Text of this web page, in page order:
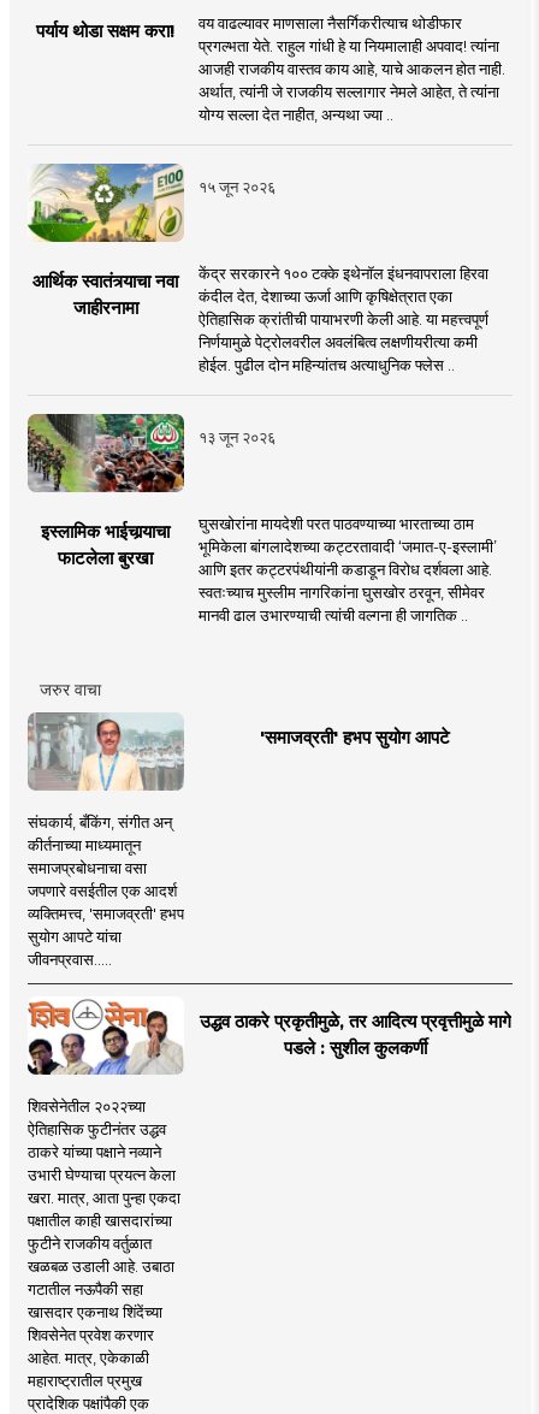
पर्याय थोडा सक्षम करा!
वय वाढल्यावर माणसाला नैसर्गिकरीत्याच थोडीफार
प्रगल्भता येते. राहुल गांधी हे या नियमालाही अपवाद! त्यांना
आजही राजकीय वास्तव काय आहे, याचे आकलन होत नाही.
अर्थात, त्यांनी जे राजकीय सल्लागार नेमले आहेत, ते त्यांना
योग्य सल्ला देत नाहीत, अन्यथा ज्या ..
१५ जून २०२६
आर्थिक स्वातंत्र्याचा नवा
जाहीरनामा
केंद्र सरकारने १०० टक्के इथेनॉल इंधनवापराला हिरवा
कंदील देत, देशाच्या ऊर्जा आणि कृषिक्षेत्रात एका
ऐतिहासिक क्रांतीची पायाभरणी केली आहे. या महत्त्वपूर्ण
निर्णयामुळे पेट्रोलवरील अवलंबित्व लक्षणीयरीत्या कमी
होईल. पुढील दोन महिन्यांतच अत्याधुनिक फ्लेस ..
१३ जून २०२६
इस्लामिक भाईचार्‍याचा
फाटलेला बुरखा
घुसखोरांना मायदेशी परत पाठवण्याच्या भारताच्या ठाम
भूमिकेला बांगलादेशच्या कट्टरतावादी ‘जमात-ए-इस्लामी’
आणि इतर कट्टरपंथीयांनी कडाडून विरोध दर्शवला आहे.
स्वतःच्याच मुस्लीम नागरिकांना घुसखोर ठरवून, सीमेवर
मानवी ढाल उभारण्याची त्यांची वल्गना ही जागतिक ..
जरुर वाचा
'समाजव्रती' हभप सुयोग आपटे
संघकार्य, बँकिंग, संगीत अन्
कीर्तनाच्या माध्यमातून
समाजप्रबोधनाचा वसा
जपणारे वसईतील एक आदर्श
व्यक्तिमत्त्व, 'समाजव्रती' हभप
सुयोग आपटे यांचा
जीवनप्रवास.....
उद्धव ठाकरे प्रकृतीमुळे, तर आदित्य प्रवृत्तीमुळे मागे
पडले : सुशील कुलकर्णी
शिवसेनेतील २०२२च्या
ऐतिहासिक फुटीनंतर उद्धव
ठाकरे यांच्या पक्षाने नव्याने
उभारी घेण्याचा प्रयत्न केला
खरा. मात्र, आता पुन्हा एकदा
पक्षातील काही खासदारांच्या
फुटीने राजकीय वर्तुळात
खळबळ उडाली आहे. उबाठा
गटातील नऊपैकी सहा
खासदार एकनाथ शिंदेंच्या
शिवसेनेत प्रवेश करणार
आहेत. मात्र, एकेकाळी
महाराष्ट्रातील प्रमुख
प्रादेशिक पक्षांपैकी एक